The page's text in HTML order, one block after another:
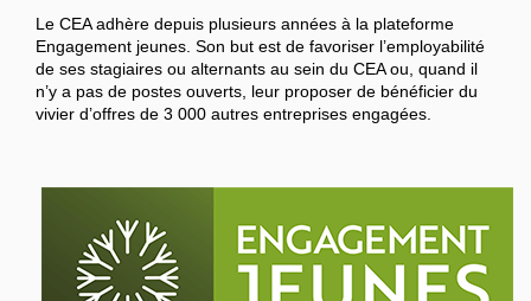
Le CEA adhère depuis plusieurs années à la plateforme
Engagement jeunes. Son but est de favoriser l’employabilité
de ses stagiaires ou alternants au sein du CEA ou, quand il
n’y a pas de postes ouverts, leur proposer de bénéficier du
vivier d’offres de 3 000 autres entreprises engagées.